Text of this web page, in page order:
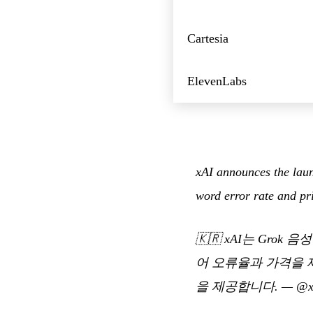
Cartesia
ElevenLabs
xAI announces the
word error rate and
🇰🇷xAI는 Grok 음
어 오류율과 가격을
을 제공합니다. —